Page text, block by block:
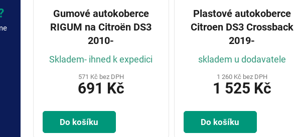
Gumové autokoberce
RIGUM na Citroën DS3
2010-
Skladem- ihned k expedici
571 Kč bez DPH
691 Kč
Do košíku
Plastové autokoberce
Citroen DS3 Crossback
2019-
skladem u dodavatele
1 260 Kč bez DPH
1 525 Kč
Do košíku